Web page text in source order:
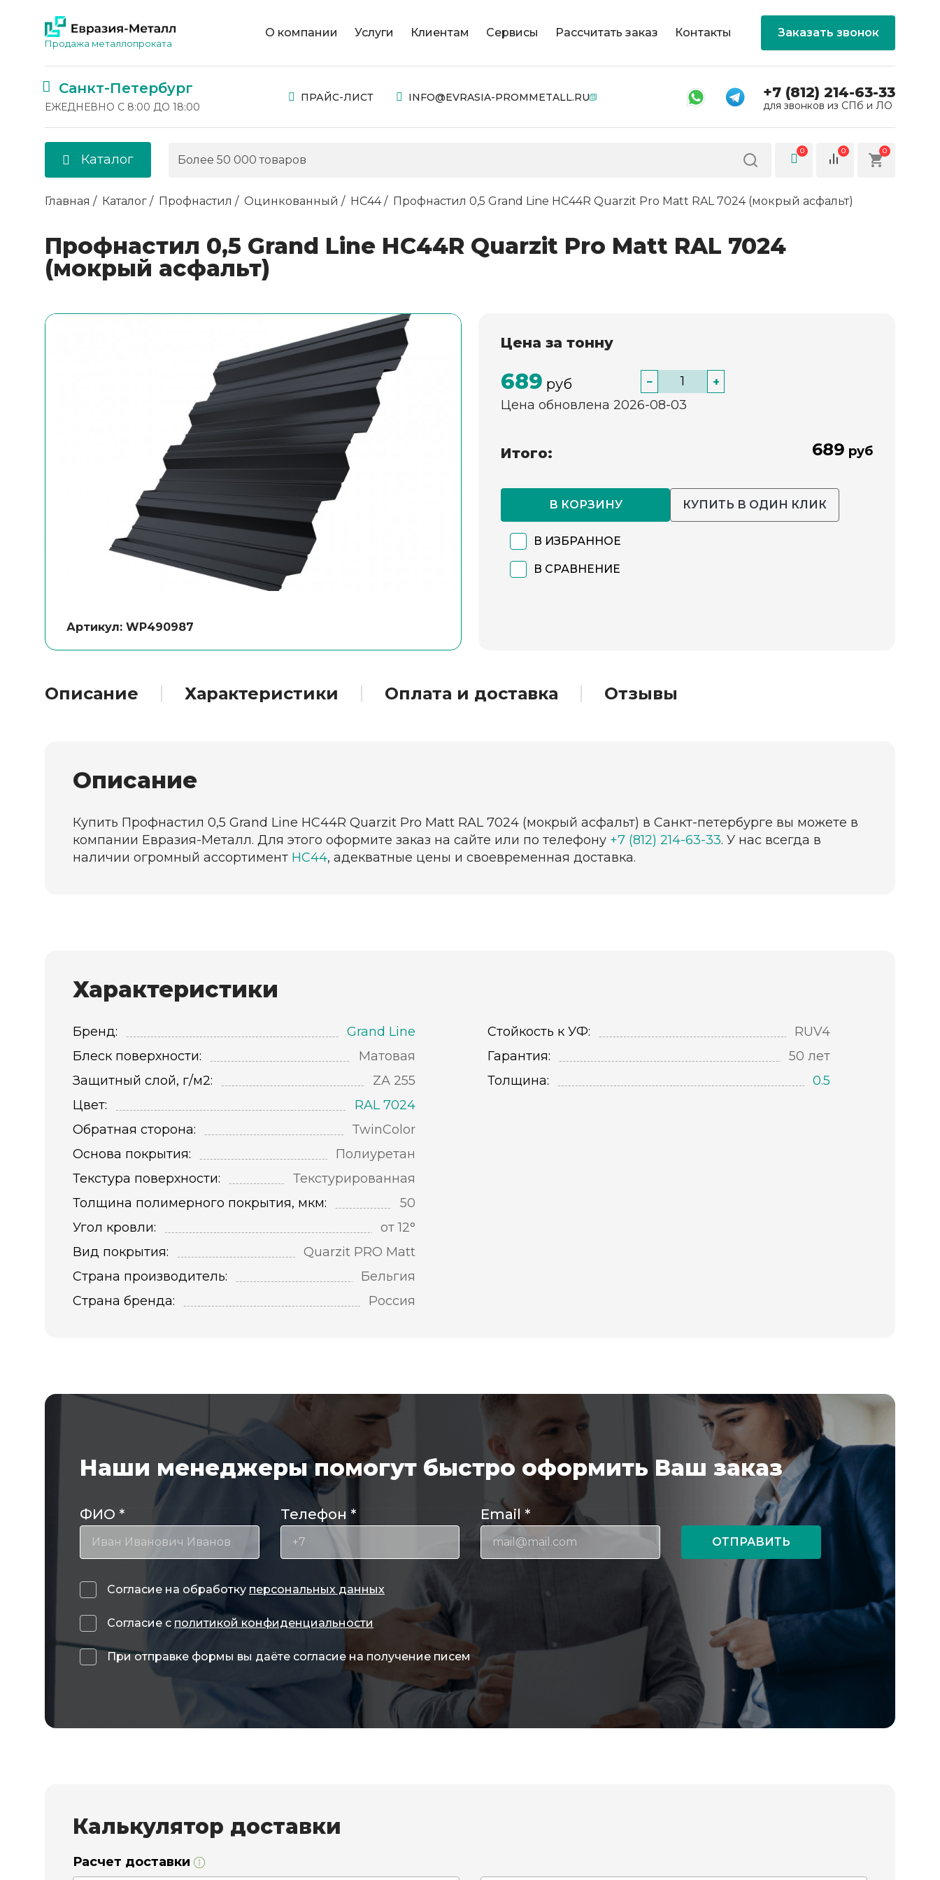
Продажа металлопроката
О компании Услуги Клиентам Сервисы Рассчитать заказ Контакты Заказать звонок
Санкт-Петербург
ЕЖЕДНЕВНО С 8:00 ДО 18:00
ПРАЙС-ЛИСТ INFO@EVRASIA-PROMMETALL.RU +7 (812) 214-63-33
для звонков из СПб и ЛО
Каталог
0 0 0
Главная Каталог Профнастил Оцинкованный НС44 Профнастил 0,5 Grand Line НС44R Quarzit Pro Matt RAL 7024 (мокрый асфальт)
Профнастил 0,5 Grand Line НС44R Quarzit Pro Matt RAL 7024
(мокрый асфальт)
Артикул: WP490987
Цена за тонну
689 руб − +
Цена обновлена 2026-08-03
Итого: 689 руб
В КОРЗИНУ КУПИТЬ В ОДИН КЛИК
В ИЗБРАННОЕ
В СРАВНЕНИЕ
Описание Характеристики Оплата и доставка Отзывы
Описание
Купить Профнастил 0,5 Grand Line НС44R Quarzit Pro Matt RAL 7024 (мокрый асфальт) в Санкт-петербурге вы можете в
компании Евразия-Металл. Для этого оформите заказ на сайте или по телефону +7 (812) 214-63-33. У нас всегда в
наличии огромный ассортимент НС44, адекватные цены и своевременная доставка.
Характеристики
Бренд:
Grand Line
Блеск поверхности:
Матовая
Защитный слой, г/м2:
ZA 255
Цвет:
RAL 7024
Обратная сторона:
TwinColor
Основа покрытия:
Полиуретан
Текстура поверхности:
Текстурированная
Толщина полимерного покрытия, мкм:
50
Угол кровли:
от 12°
Вид покрытия:
Quarzit PRO Matt
Страна производитель:
Бельгия
Страна бренда:
Россия
Стойкость к УФ:
RUV4
Гарантия:
50 лет
Толщина:
0.5
Наши менеджеры помогут быстро оформить Ваш заказ
ФИО * Телефон * Email *
ОТПРАВИТЬ
Согласие на обработку персональных данных
Согласие с политикой конфиденциальности
При отправке формы вы даёте согласие на получение писем
Калькулятор доставки
Расчет доставки